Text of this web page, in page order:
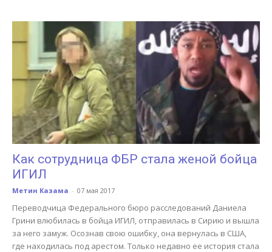
Как сотрудница ФБР стала женой бойца
ИГИЛ
Метин Казама - 07 мая 2017
Переводчица Федерального бюро расследований Даниела
Грини влюбилась в бойца ИГИЛ, отправилась в Сирию и вышла
за него замуж. Осознав свою ошибку, она вернулась в США,
где находилась под арестом. Только недавно ее история стала